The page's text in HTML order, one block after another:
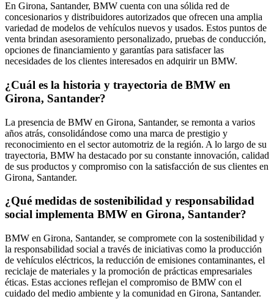
En Girona, Santander, BMW cuenta con una sólida red de
concesionarios y distribuidores autorizados que ofrecen una amplia
variedad de modelos de vehículos nuevos y usados. Estos puntos de
venta brindan asesoramiento personalizado, pruebas de conducción,
opciones de financiamiento y garantías para satisfacer las
necesidades de los clientes interesados en adquirir un BMW.
¿Cuál es la historia y trayectoria de BMW en
Girona, Santander?
La presencia de BMW en Girona, Santander, se remonta a varios
años atrás, consolidándose como una marca de prestigio y
reconocimiento en el sector automotriz de la región. A lo largo de su
trayectoria, BMW ha destacado por su constante innovación, calidad
de sus productos y compromiso con la satisfacción de sus clientes en
Girona, Santander.
¿Qué medidas de sostenibilidad y responsabilidad
social implementa BMW en Girona, Santander?
BMW en Girona, Santander, se compromete con la sostenibilidad y
la responsabilidad social a través de iniciativas como la producción
de vehículos eléctricos, la reducción de emisiones contaminantes, el
reciclaje de materiales y la promoción de prácticas empresariales
éticas. Estas acciones reflejan el compromiso de BMW con el
cuidado del medio ambiente y la comunidad en Girona, Santander.